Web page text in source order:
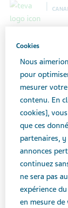
Contraceptif oral
Cookies
Nous
pour
mesurer
contenu. En
cookies],
que ces
partenaires,
annonces
continuez
ne sera pas
expérience
en mesure